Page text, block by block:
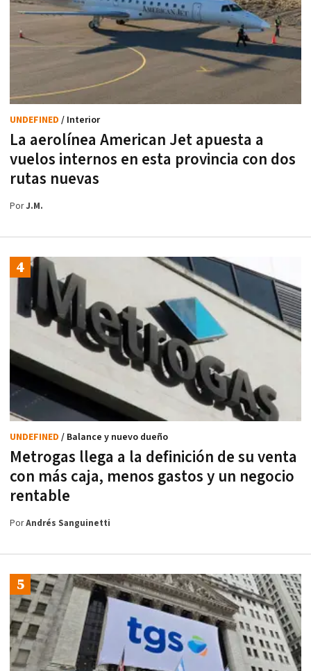
La aerolínea American Jet apuesta a
vuelos internos en esta provincia con dos
rutas nuevas
UNDEFINED / Interior
PorJ.M.
Metrogas llega a la definición de su venta
con más caja, menos gastos y un negocio
rentable
UNDEFINED / Balance y nuevo dueño
PorAndrés Sanguinetti